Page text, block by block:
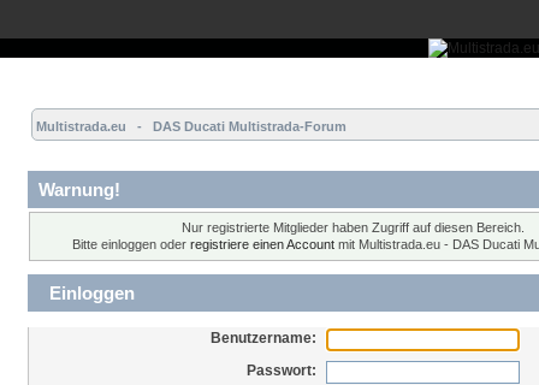
Multistrada.eu   -   DAS Ducati Multistrada-Forum
Warnung!
Nur registrierte Mitglieder haben Zugriff auf diesen Bereich.
Bitte einloggen oder registriere einen Accountmit Multistrada.eu - DAS Ducati
Einloggen
Benutzername:
Passwort: